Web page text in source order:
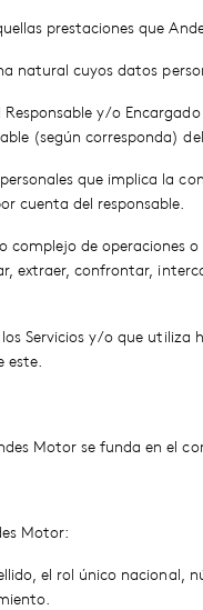
prestaciones que
natural cuyos datos
y/o
(según corresponda)
que implica la
cuenta del responsable.
complejo de
extraer, confrontar,
Servicios y/o que
este.
Motor se funda en el
Motor:
el rol único